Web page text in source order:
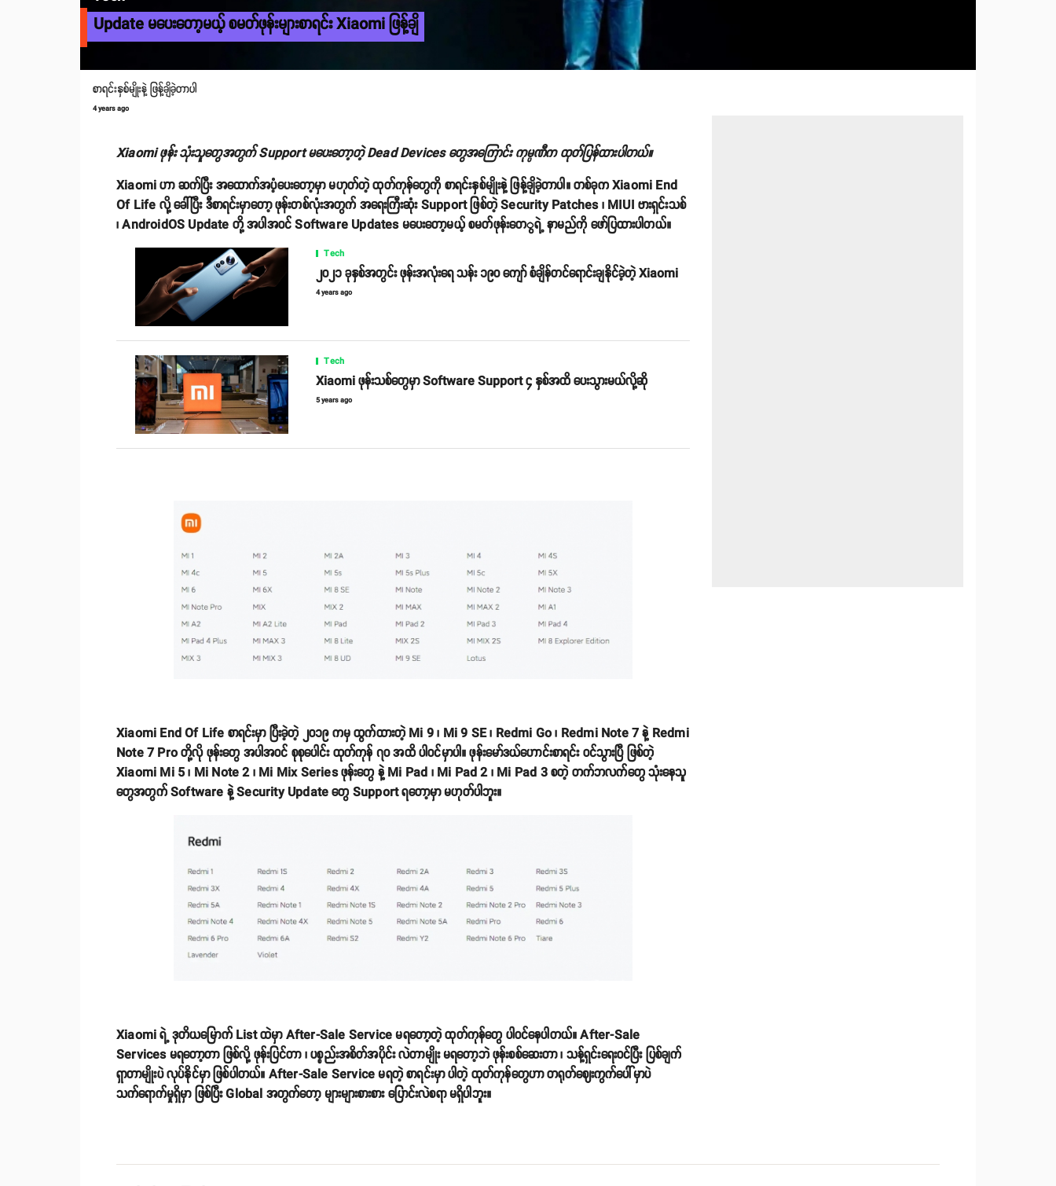
Update မပေးတော့မယ့် စမတ်ဖုန်းများစာရင်း Xiaomi ဖြန့်ချိ
စာရင်းနှစ်မျိုးနဲ့ ဖြန့်ချိခဲ့တာပါ
4 years ago
Xiaomi ဖုန်း သုံးသူတွေအတွက် Support မပေးတော့တဲ့ Dead Devices တွေအကြောင်း ကုမ္ပဏီက ထုတ်ပြန်ထားပါတယ်။
Xiaomi ဟာ ဆက်ပြီး အထောက်အပံ့ပေးတော့မှာ မဟုတ်တဲ့ ထုတ်ကုန်တွေကို စာရင်းနှစ်မျိုးနဲ့ ဖြန့်ချိခဲ့တာပါ။ တစ်ခုက Xiaomi End
Of Life လို့ ခေါ်ပြီး ဒီစာရင်းမှာတော့ ဖုန်းတစ်လုံးအတွက် အရေးကြီးဆုံး Support ဖြစ်တဲ့ Security Patches ၊ MIUI ဗားရှင်းသစ်
၊ AndroidOS Update တို့ အပါအဝင် Software Updates မပေးတော့မယ့် စမတ်ဖုန်းတေွရဲ့ နာမည်ကို ဖော်ပြထားပါတယ်။
Tech
၂၀၂၁ ခုနှစ်အတွင်း ဖုန်းအလုံးရေ သန်း ၁၉၀ ကျော် စံချိန်တင်ရောင်းချနိုင်ခဲ့တဲ့ Xiaomi
4 years ago
Tech
Xiaomi ဖုန်းသစ်တွေမှာ Software Support ၄ နှစ်အထိ ပေးသွားမယ်လို့ဆို
5 years ago
Xiaomi End Of Life စာရင်းမှာ ပြီးခဲ့တဲ့ ၂၀၁၉ ကမှ ထွက်ထားတဲ့ Mi 9 ၊ Mi 9 SE ၊ Redmi Go ၊ Redmi Note 7 နဲ့ Redmi
Note 7 Pro တို့လို ဖုန်းတွေ အပါအဝင် စုစုပေါင်း ထုတ်ကုန် ၇၀ အထိ ပါဝင်မှာပါ။ ဖုန်းမော်ဒယ်ဟောင်းစာရင်း ဝင်သွားပြီ ဖြစ်တဲ့
Xiaomi Mi 5 ၊ Mi Note 2 ၊ Mi Mix Series ဖုန်းတွေ နဲ့ Mi Pad ၊ Mi Pad 2 ၊ Mi Pad 3 စတဲ့ တက်ဘလက်တွေ သုံးနေသူ
တွေအတွက် Software နဲ့ Security Update တွေ Support ရတော့မှာ မဟုတ်ပါဘူး။
Xiaomi ရဲ့ ဒုတိယမြောက် List ထဲမှာ After-Sale Service မရတော့တဲ့ ထုတ်ကုန်တွေ ပါဝင်နေပါတယ်။ After-Sale
Services မရတော့တာ ဖြစ်လို့ ဖုန်းပြင်တာ ၊ ပစ္စည်းအစိတ်အပိုင်း လဲတာမျိုး မရတော့ဘဲ ဖုန်းစစ်ဆေးတာ ၊ သန့်ရှင်းရေးဝင်ပြီး ပြစ်ချက်
ရှာတာမျိုးပဲ လုပ်နိုင်မှာ ဖြစ်ပါတယ်။ After-Sale Service မရတဲ့ စာရင်းမှာ ပါတဲ့ ထုတ်ကုန်တွေဟာ တရုတ်ဈေးကွက်ပေါ်မှာပဲ
သက်ရောက်မှုရှိမှာ ဖြစ်ပြီး Global အတွက်တော့ များများစားစား ပြောင်းလဲစရာ မရှိပါဘူး။